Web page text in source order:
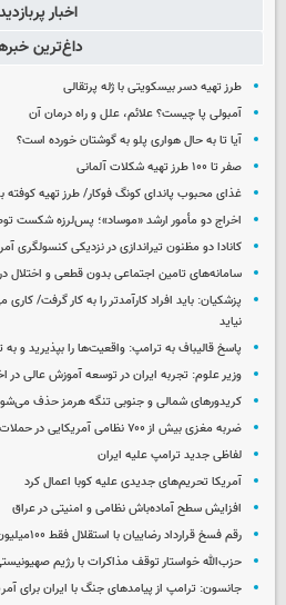
اخبار پربازدید
داغ‌ترین
طرز تهیه دسر بیسکویتی با ژله پرتقالی
آمبولی پا چیست؟ علائم، علل و راه درمان آن
آیا تا به حال هواری پلو به گوشتان خورده است؟
صفر تا ۱۰۰ طرز تهیه شکلات آلمانی
غذای محبوب پاندای کونگ فوکار/ طرز تهیه کوفته
اخراج دو مأمور ارشد «موساد»؛ پس‌لرزه شکست
کانادا دو مظنون تیراندازی در نزدیکی کنسولگری
سامانه‌های تامین اجتماعی بدون قطعی و
پزشکیان: باید افراد کارآمدتر را به کار گرفت/
نیاید
پاسخ قالیباف به ترامپ: واقعیت‌ها را بپذیرید و
وزیر علوم: تجربه ایران در توسعه آموزش عالی در
کریدورهای شمالی و جنوبی تنگه هرمز حذف
ضربه مغزی بیش از ۷۰۰ نظامی آمریکایی در حملات ایران
لفاظی جدید ترامپ علیه ایران
آمریکا تحریم‌های جدیدی علیه کوبا اعمال کرد
افزایش سطح آماده‌باش نظامی و امنیتی در عراق
رقم فسخ قرارداد رضاییان با استقلال فقط ۱۰۰میلیون تومان!
حزب‌الله خواستار توقف مذاکرات با رژیم
جانسون: ترامپ از پیامدهای جنگ با ایران برای